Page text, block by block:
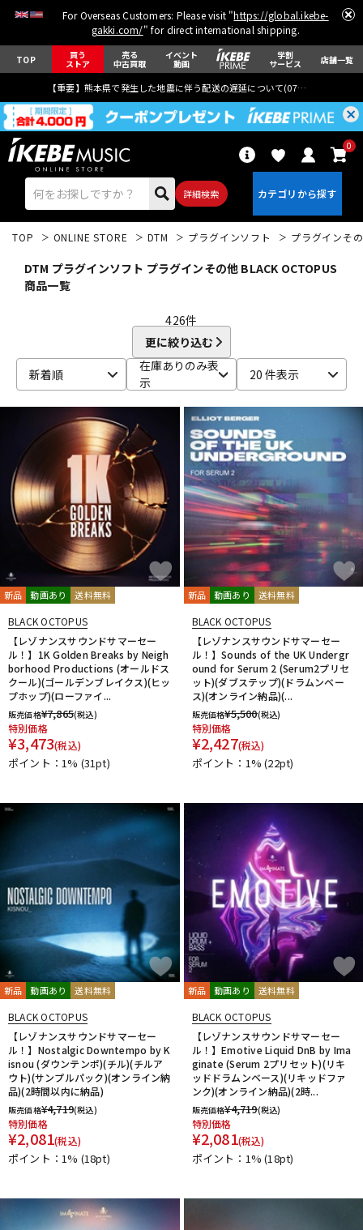
For Overseas Customers: Please visit "https://global.ikebe-
gakki.com/" for direct international shipping.
TOP 買う
ストア
売る
中古買取
イベント
動画
学割
サービス 店舗一覧
【重要】熊本県で発生した地震に伴う配送の遅延について(07月29日
詳細検索
0
ベース ウクレレ
ドラム パーカッション
キーボード 電子ピアノ
管楽器 その他楽器
アンプ エフェクター
DJ機器 DTM
レコーディング機器
中古 ヴィンテージ
TOP ONLINE STORE DTM プラグインソフト プラグインそ
DTM プラグインソフト プラグインその他 BLACK OCTOPUS
商品一覧
426件
更に絞り込む
新着順
在庫ありのみ表
示
20 件表示
新品 動画あり 送料無料
BLACK OCTOPUS
【レゾナンスサウンドサマーセー
ル！】1K Golden Breaks by Neigh
borhood Productions (オールドス
クール)(ゴールデンブレイクス)(ヒッ
プホップ)(ローファイ...
販売価格¥7,865(税込)
特別価格
¥3,473(税込)
ポイント：1% (31pt)
新品 動画あり 送料無料
BLACK OCTOPUS
【レゾナンスサウンドサマーセー
ル！】Sounds of the UK Undergr
ound for Serum 2 (Serum2プリセ
ット)(ダブステップ)(ドラムンベー
ス)(オンライン納品)(...
販売価格¥5,500(税込)
特別価格
¥2,427(税込)
ポイント：1%(22pt)
新品 動画あり 送料無料
BLACK OCTOPUS
【レゾナンスサウンドサマーセー
ル！】Nostalgic Downtempo by K
isnou (ダウンテンポ)(チル)(チルア
ウト)(サンプルパック)(オンライン納
品)(2時間以内に納品)
販売価格¥4,719(税込)
特別価格
¥2,081(税込)
ポイント：1% (18pt)
新品 動画あり 送料無料
BLACK OCTOPUS
【レゾナンスサウンドサマーセー
ル！】Emotive Liquid DnB by Ima
ginate (Serum 2プリセット)(リキ
ッドドラムンベース)(リキッドファ
ンク)(オンライン納品)(2時...
販売価格¥4,719(税込)
特別価格
¥2,081(税込)
ポイント：1%(18pt)